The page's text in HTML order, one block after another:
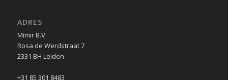
ADRES
Mimir B.V.
Rosa de Werdstraat 7
2331 BH Leiden
+31 85 301 8483